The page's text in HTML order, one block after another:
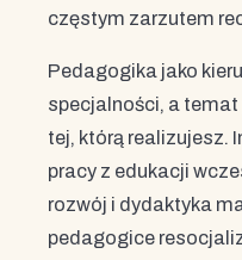
częstym zarzutem
Pedagogika jako
specjalności, a
tej, którą realizujesz.
pracy z edukacji
rozwój i dydaktyka
pedagogice